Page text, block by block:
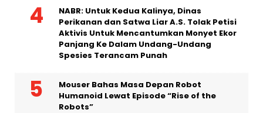
NABR: Untuk Kedua Kalinya, Dinas
Perikanan dan Satwa Liar A.S. Tolak Petisi
Aktivis Untuk Mencantumkan Monyet Ekor
Panjang Ke Dalam Undang-Undang
Spesies Terancam Punah
Mouser Bahas Masa Depan Robot
Humanoid Lewat Episode “Rise of the
Robots”